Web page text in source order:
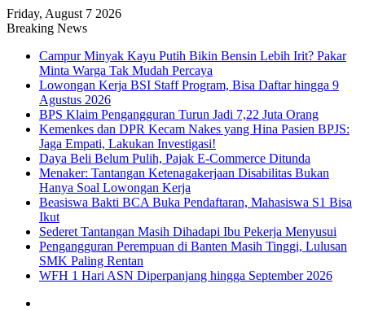
Friday, August 7 2026
Breaking News
Campur Minyak Kayu Putih Bikin Bensin Lebih Irit? Pakar
Minta Warga Tak Mudah Percaya
Lowongan Kerja BSI Staff Program, Bisa Daftar hingga 9
Agustus 2026
BPS Klaim Pengangguran Turun Jadi 7,22 Juta Orang
Kemenkes dan DPR Kecam Nakes yang Hina Pasien BPJS:
Jaga Empati, Lakukan Investigasi!
Daya Beli Belum Pulih, Pajak E-Commerce Ditunda
Menaker: Tantangan Ketenagakerjaan Disabilitas Bukan
Hanya Soal Lowongan Kerja
Beasiswa Bakti BCA Buka Pendaftaran, Mahasiswa S1 Bisa
Ikut
Sederet Tantangan Masih Dihadapi Ibu Pekerja Menyusui
Pengangguran Perempuan di Banten Masih Tinggi, Lulusan
SMK Paling Rentan
WFH 1 Hari ASN Diperpanjang hingga September 2026